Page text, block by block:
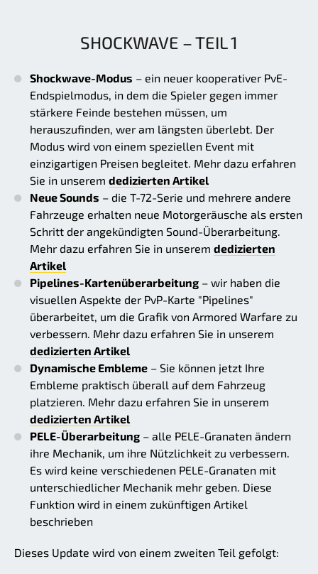
SHOCKWAVE – TEIL 1
Shockwave-Modus – ein neuer kooperativer PvE-
Endspielmodus, in dem die Spieler gegen immer
stärkere Feinde bestehen müssen, um
herauszufinden, wer am längsten überlebt. Der
Modus wird von einem speziellen Event mit
einzigartigen Preisen begleitet. Mehr dazu erfahren
Sie in unserem dedizierten Artikel
Neue Sounds – die T-72-Serie und mehrere andere
Fahrzeuge erhalten neue Motorgeräusche als ersten
Schritt der angekündigten Sound-Überarbeitung.
Mehr dazu erfahren Sie in unserem dedizierten
Artikel
Pipelines-Kartenüberarbeitung – wir haben die
visuellen Aspekte der PvP-Karte "Pipelines"
überarbeitet, um die Grafik von Armored Warfare zu
verbessern. Mehr dazu erfahren Sie in unserem
dedizierten Artikel
Dynamische Embleme – Sie können jetzt Ihre
Embleme praktisch überall auf dem Fahrzeug
platzieren. Mehr dazu erfahren Sie in unserem
dedizierten Artikel
PELE-Überarbeitung – alle PELE-Granaten ändern
ihre Mechanik, um ihre Nützlichkeit zu verbessern.
Es wird keine verschiedenen PELE-Granaten mit
unterschiedlicher Mechanik mehr geben. Diese
Funktion wird in einem zukünftigen Artikel
beschrieben
Dieses Update wird von einem zweiten Teil gefolgt: